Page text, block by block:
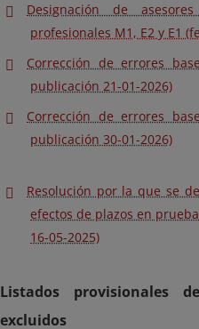
Designación de
profesionales M1, E2 y E1
Corrección de errores
publicación 21-01-2026)
Corrección de errores
publicación 30-01-2026)
Resolución por la que se
efectos de plazos en
16-05-2025)
Listados provisionales
excluidos